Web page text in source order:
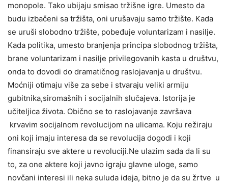
monopole. Tako ubijaju smisao tržišne igre. Umesto da
budu izbačeni sa tržišta, oni urušavaju samo tržište. Kada
se uruši slobodno tržište, pobeđuje voluntarizam i nasilje.
Kada politika, umesto branjenja principa slobodnog tržišta,
brane voluntarizam i nasilje privilegovanih kasta u društvu,
onda to dovodi do dramatičnog raslojavanja u društvu.
Moćniji otimaju više za sebe i stvaraju veliki armiju
gubitnika,siromašnih i socijalnih slučajeva. Istorija je
učiteljica života. Obično se to raslojavanje završava
krvavim socijalnom revolucijom na ulicama. Koju režiraju
oni koji imaju interesa da se revolucija dogodi i koji
finansiraju sve aktere u revoluciji.Ne ulazim sada da li su
to, za one aktere koji javno igraju glavne uloge, samo
novčani interesi ili neka suluda ideja, bitno je da su žrtve u